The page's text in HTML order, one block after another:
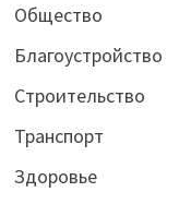
Общество
Благоустройство
Строительство
Транспорт
Здоровье